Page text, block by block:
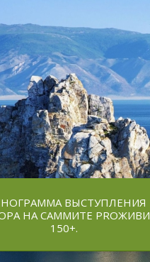
ВЫСТУПЛЕНИЯ
НА САММИТЕ PROЖИВИ
150+.